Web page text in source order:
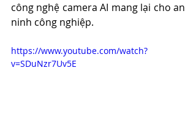
công nghệ camera AI mang lại cho an
ninh công nghiệp.
https://www.youtube.com/watch?
v=SDuNzr7Uv5E